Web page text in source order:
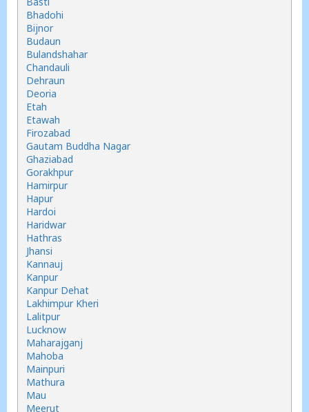
Bhadohi
Bijnor
Budaun
Bulandshahar
Chandauli
Dehraun
Deoria
Etah
Etawah
Firozabad
Gautam Buddha Nagar
Ghaziabad
Gorakhpur
Hamirpur
Hapur
Hardoi
Haridwar
Hathras
Jhansi
Kannauj
Kanpur
Kanpur Dehat
Lakhimpur Kheri
Lalitpur
Lucknow
Maharajganj
Mahoba
Mainpuri
Mathura
Mau
Meerut